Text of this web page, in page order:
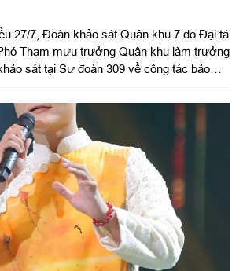
27/7, Đoàn khảo sát Quân khu 7 do Đại tá
Tham mưu trưởng Quân khu làm trưởng
sát tại Sư đoàn 309 về công tác bảo
trình nghệ thuật “Tổ quốc trong tim” do
năm 2026.